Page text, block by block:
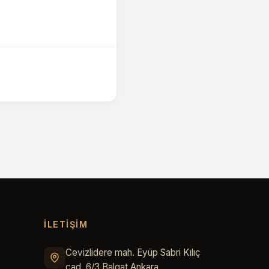
İLETİŞİM
Cevizlidere mah. Eyüp Sabri Kılıç